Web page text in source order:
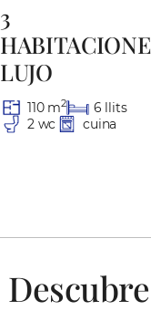
3
LUJO
110 m2
6 llits
2 wc
cuina